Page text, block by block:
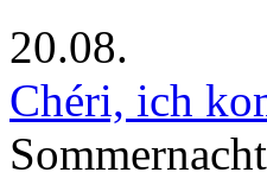
20.08.
Chéri, ich